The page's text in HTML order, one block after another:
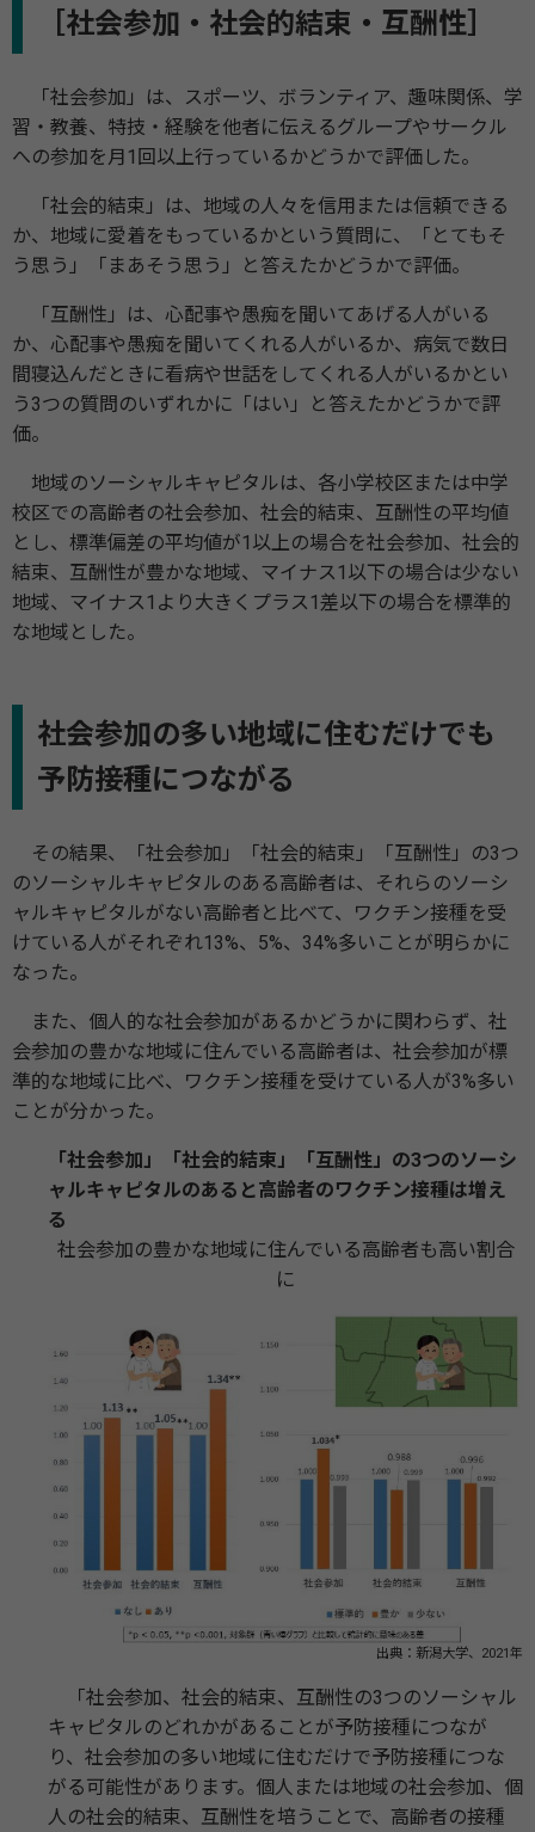
［社会参加・社会的結束・互酬性］
「社会参加」は、スポーツ、ボランティア、趣味関係、学
習・教養、特技・経験を他者に伝えるグループやサークル
への参加を月1回以上行っているかどうかで評価した。
「社会的結束」は、地域の人々を信用または信頼できる
か、地域に愛着をもっているかという質問に、「とてもそ
う思う」「まあそう思う」と答えたかどうかで評価。
「互酬性」は、心配事や愚痴を聞いてあげる人がいる
か、心配事や愚痴を聞いてくれる人がいるか、病気で数日
間寝込んだときに看病や世話をしてくれる人がいるかとい
う3つの質問のいずれかに「はい」と答えたかどうかで評
価。
地域のソーシャルキャピタルは、各小学校区または中学
校区での高齢者の社会参加、社会的結束、互酬性の平均値
とし、標準偏差の平均値が1以上の場合を社会参加、社会的
結束、互酬性が豊かな地域、マイナス1以下の場合は少ない
地域、マイナス1より大きくプラス1差以下の場合を標準的
な地域とした。
社会参加の多い地域に住むだけでも
予防接種につながる
その結果、「社会参加」「社会的結束」「互酬性」の3つ
のソーシャルキャピタルのある高齢者は、それらのソーシ
ャルキャピタルがない高齢者と比べて、ワクチン接種を受
けている人がそれぞれ13%、5%、34%多いことが明らかに
なった。
また、個人的な社会参加があるかどうかに関わらず、社
会参加の豊かな地域に住んでいる高齢者は、社会参加が標
準的な地域に比べ、ワクチン接種を受けている人が3%多い
ことが分かった。
「社会参加」「社会的結束」「互酬性」の3つのソーシ
ャルキャピタルのあると高齢者のワクチン接種は増え
る
社会参加の豊かな地域に住んでいる高齢者も高い割合
に
出典：新潟大学、2021年
「社会参加、社会的結束、互酬性の3つのソーシャル
キャピタルのどれかがあることが予防接種につなが
り、社会参加の多い地域に住むだけで予防接種につな
がる可能性があります。個人または地域の社会参加、個
人の社会的結束、互酬性を培うことで、高齢者の接種